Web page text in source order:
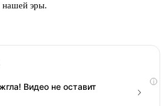
нашей эры.
i
Видео не оставит